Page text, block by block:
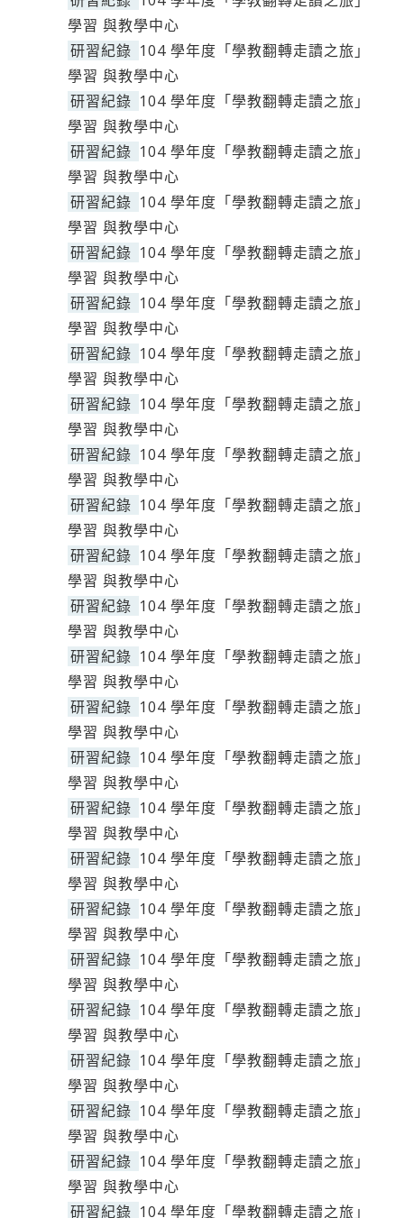
學習 與教學中心
研習紀錄 104 學年度「學教翻轉走讀之旅」
學習 與教學中心
研習紀錄 104 學年度「學教翻轉走讀之旅」
學習 與教學中心
研習紀錄 104 學年度「學教翻轉走讀之旅」
學習 與教學中心
研習紀錄 104 學年度「學教翻轉走讀之旅」
學習 與教學中心
研習紀錄 104 學年度「學教翻轉走讀之旅」
學習 與教學中心
研習紀錄 104 學年度「學教翻轉走讀之旅」
學習 與教學中心
研習紀錄 104 學年度「學教翻轉走讀之旅」
學習 與教學中心
研習紀錄 104 學年度「學教翻轉走讀之旅」
學習 與教學中心
研習紀錄 104 學年度「學教翻轉走讀之旅」
學習 與教學中心
研習紀錄 104 學年度「學教翻轉走讀之旅」
學習 與教學中心
研習紀錄 104 學年度「學教翻轉走讀之旅」
學習 與教學中心
研習紀錄 104 學年度「學教翻轉走讀之旅」
學習 與教學中心
研習紀錄 104 學年度「學教翻轉走讀之旅」
學習 與教學中心
研習紀錄 104 學年度「學教翻轉走讀之旅」
學習 與教學中心
研習紀錄 104 學年度「學教翻轉走讀之旅」
學習 與教學中心
研習紀錄 104 學年度「學教翻轉走讀之旅」
學習 與教學中心
研習紀錄 104 學年度「學教翻轉走讀之旅」
學習 與教學中心
研習紀錄 104 學年度「學教翻轉走讀之旅」
學習 與教學中心
研習紀錄 104 學年度「學教翻轉走讀之旅」
學習 與教學中心
研習紀錄 104 學年度「學教翻轉走讀之旅」
學習 與教學中心
研習紀錄 104 學年度「學教翻轉走讀之旅」
學習 與教學中心
研習紀錄 104 學年度「學教翻轉走讀之旅」
學習 與教學中心
研習紀錄 104 學年度「學教翻轉走讀之旅」
學習 與教學中心
研習紀錄 104 學年度「學教翻轉走讀之旅」